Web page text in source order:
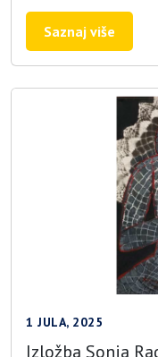
Saznaj više
1 JULA, 2025
Izložba Sonja